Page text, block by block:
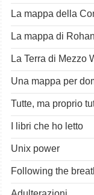
La mappa della
La mappa di
La Terra di Mezzo
Una mappa per
Tutte, ma proprio
I libri che ho letto
Unix power
Following the